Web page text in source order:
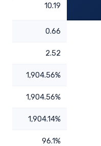
10.19
0.66
2.52
1,904.56%
1,904.56%
1,904.14%
96.1%